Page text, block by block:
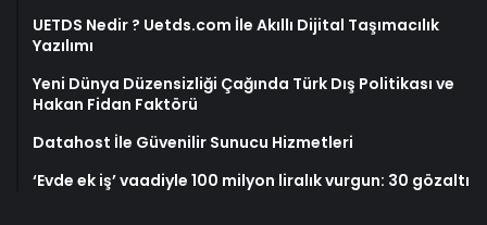
UETDS Nedir ? Uetds.com İle Akıllı Dijital Taşımacılık
Yazılımı
Yeni Dünya Düzensizliği Çağında Türk Dış Politikası ve
Hakan Fidan Faktörü
Datahost İle Güvenilir Sunucu Hizmetleri
‘Evde ek iş’ vaadiyle 100 milyon liralık vurgun: 30 gözaltı